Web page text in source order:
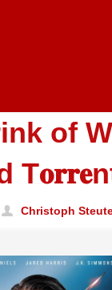
of
Christoph